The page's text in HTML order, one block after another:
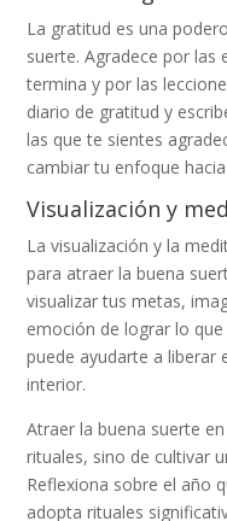
La gratitud es una
suerte. Agradece por las
termina y por las
diario de gratitud y
las que te sientes
cambiar tu enfoque
Visualización y
La visualización y la
para atraer la buena
visualizar tus metas,
emoción de lograr lo
puede ayudarte a liberar
interior.
Atraer la buena suerte
rituales, sino de cultivar
Reflexiona sobre el año
adopta rituales